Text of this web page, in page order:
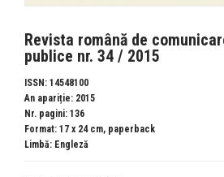
Revista română de
publice nr. 34 / 2015
ISSN: 14548100
An apariție: 2015
Nr. pagini: 136
Format: 17 x 24 cm, paperback
Limbă: Engleză